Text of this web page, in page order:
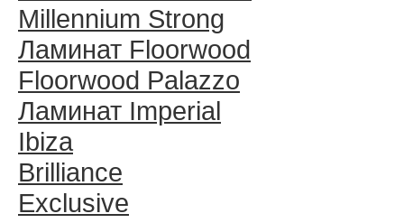
Millennium Strong
Ламинат Floorwood
Floorwood Palazzo
Ламинат Imperial
Ibiza
Brilliance
Exclusive